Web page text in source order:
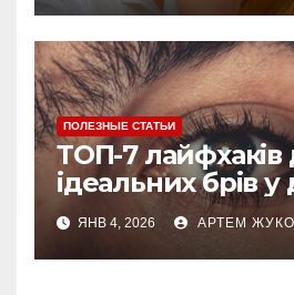
ПОЛЕЗНЫЕ СТАТЬИ
ТОП-7 лайфхаків
ідеальних брів
умовах
ЯНВ 4, 2026 АРТЕМ